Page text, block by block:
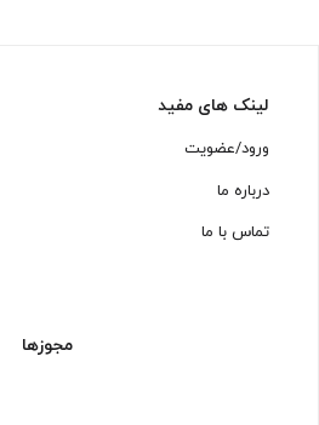
لینک های مفید
ورود/عضویت
درباره ما
تماس با ما
مجوزها